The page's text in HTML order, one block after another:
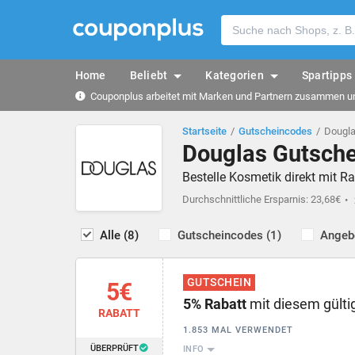
Home Beliebt Kategorien Spartipps
Couponplus arbeitet mit Marken und Partnern zusammen
Startseite Gutscheincodes
Douglas
Bestelle Kosmetik direkt mit
Durchschnittliche Ersparnis: 23,68€
Alle (8) Gutscheincodes (1)
5€
RABATT
ÜBERPRÜFT
5% Rabattmit diesem
GUTSCHEIN
1.853 MAL VERWENDET
INFO